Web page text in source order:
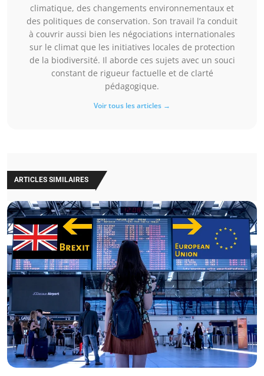
climatique, des changements environnementaux et
des politiques de conservation. Son travail l’a conduit
à couvrir aussi bien les négociations internationales
sur le climat que les initiatives locales de protection
de la biodiversité. Il aborde ces sujets avec un souci
constant de rigueur factuelle et de clarté
pédagogique.
Voir tous les articles →
ARTICLES SIMILAIRES